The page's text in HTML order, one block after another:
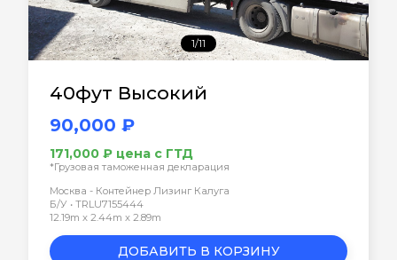
1/11
40фут Высокий
90,000 ₽
171,000 ₽ цена с ГТД
*Грузовая таможенная декларация
Москва - Контейнер Лизинг Калуга
Б/У • TRLU7155444
12.19m x 2.44m x 2.89m
ДОБАВИТЬ В КОРЗИНУ